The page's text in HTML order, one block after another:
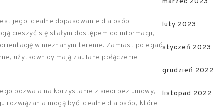
jego idealne dopasowanie dla osób
cieszyć się stałym dostępem do informacji,
w nieznanym terenie. Zamiast polegać
użytkownicy mają zaufane połączenie
pozwala na korzystanie z sieci bez umowy,
rozwiązania mogą być idealne dla osób, które
marzec 2023
luty 2023
styczeń 2023
grudzień 2022
listopad 2022